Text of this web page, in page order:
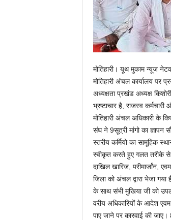
मोतिहारी। यूथ मुकाम न्यूज
मोतिहारी अंचल कार्यालय पर
अध्यक्षता प्रखंड अध्यक्ष
भ्रष्टाचार है, राजस्व
मोतिहारी अंचल अधिकारी के
संघ ने 9सूत्री मांगो का ज्ञापन
स्तरीय कर्मियो का सामूहिक
स्वीकृत करते हुए गलत तरीके से
दाखिल खारिज, परीमार्जांन,
जिला को अंचल द्वारा भेजा
के साथ संभी मुखिया जी को
वरीय अधिकारियों के आदेश
पाए जाने पर कारवाई की